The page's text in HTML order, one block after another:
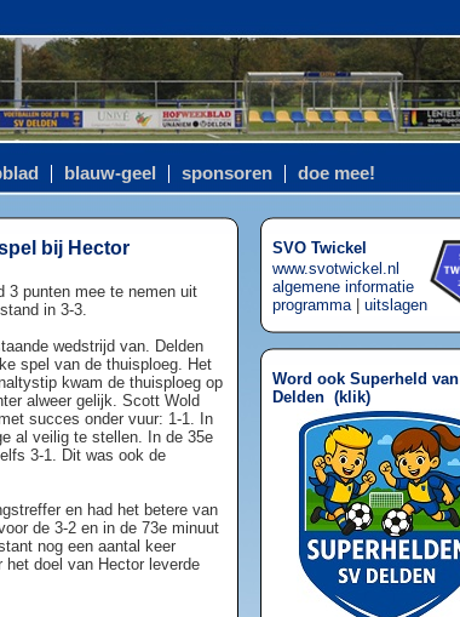
blauw-geel sponsoren doe mee!
bij Hector
3 punten mee te nemen uit
in 3-3.
wedstrijd van. Delden
spel van de thuisploeg. Het
kwam de thuisploeg op
alweer gelijk. Scott Wold
succes onder vuur: 1-1. In
al veilig te stellen. In de 35e
3-1. Dit was ook de
en had het betere van
de 3-2 en in de 73e minuut
nog een aantal keer
doel van Hector leverde
SVO Twickel
www.svotwickel.nl
algemene informatie
programma| uitslagen
Word ook Superheld van
Delden (klik)